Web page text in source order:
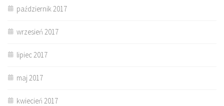
październik 2017
wrzesień 2017
lipiec 2017
maj 2017
kwiecień 2017